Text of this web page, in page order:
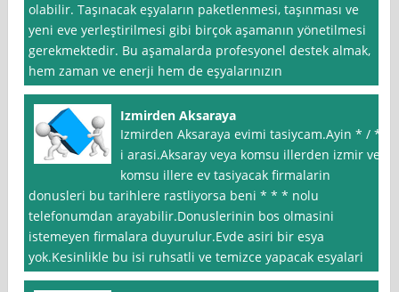
olabilir. Taşınacak eşyaların paketlenmesi, taşınması ve
yeni eve yerleştirilmesi gibi birçok aşamanın yönetilmesi
gerekmektedir. Bu aşamalarda profesyonel destek almak,
hem zaman ve enerji hem de eşyalarınızın
Izmirden Aksaraya
Izmirden Aksaraya evimi tasiycam.Ayin * / *
i arasi.Aksaray veya komsu illerden izmir ve
komsu illere ev tasiyacak firmalarin
donusleri bu tarihlere rastliyorsa beni * * * nolu
telefonumdan arayabilir.Donuslerinin bos olmasini
istemeyen firmalara duyurulur.Evde asiri bir esya
yok.Kesinlikle bu isi ruhsatli ve temizce yapacak esyalari